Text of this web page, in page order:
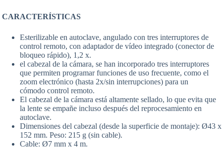
CARACTERÍSTICAS
Esterilizable en autoclave, angulado con tres interruptores de
control remoto, con adaptador de vídeo integrado (conector de
bloqueo rápido), 1,2 x.
el cabezal de la cámara, se han incorporado tres interruptores
que permiten programar funciones de uso frecuente, como el
zoom electrónico (hasta 2x/sin interrupciones) para un
cómodo control remoto.
El cabezal de la cámara está altamente sellado, lo que evita que
la lente se empañe incluso después del reprocesamiento en
autoclave.
Dimensiones del cabezal (desde la superficie de montaje): Ø43 x
152 mm. Peso: 215 g (sin cable).
Cable: Ø7 mm x 4 m.